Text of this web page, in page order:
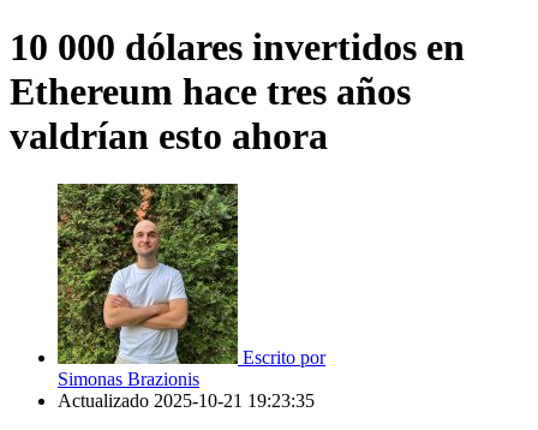
10 000 dólares invertidos en
Ethereum hace tres años
valdrían esto ahora
Escrito por
Simonas Brazionis
Actualizado 2025-10-21 19:23:35